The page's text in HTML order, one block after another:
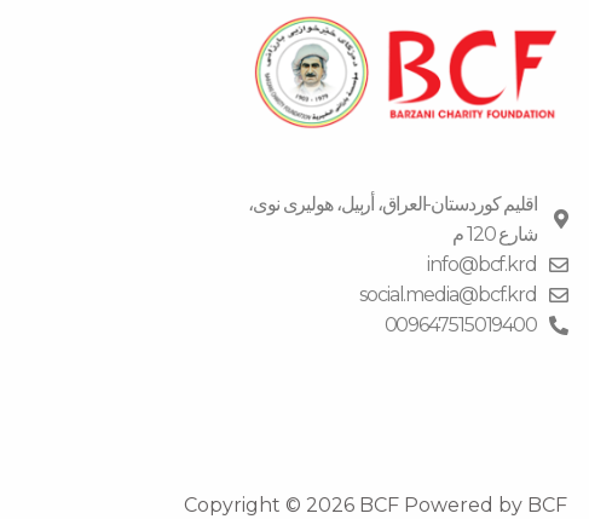
اقلیم كوردستان-العراق، أربیل، هولیری نوی،
شارع 120 م
info@bcf.krd
social.media@bcf.krd
009647515019400
Copyright © 2026 BCF Powered by BCF